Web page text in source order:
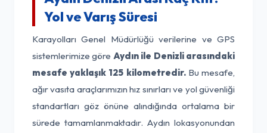
Yol ve Varış Süresi
Karayolları Genel Müdürlüğü verilerine ve GPS
sistemlerimize göre Aydın ile Denizli arasındaki
mesafe yaklaşık 125 kilometredir.Bu mesafe,
ağır vasıta araçlarımızın hız sınırları ve yol güvenliği
standartları göz önüne alındığında ortalama bir
sürede tamamlanmaktadır. Aydın lokasyonundan